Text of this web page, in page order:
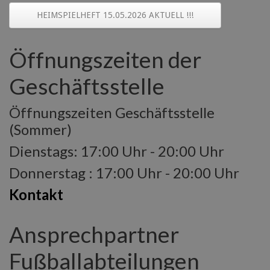
HEIMSPIELHEFT 15.05.2026 AKTUELL !!!
Öffnungszeiten der
Geschäftsstelle
Öffnungszeiten Geschäftsstelle
(Sommer)
Dienstags: 17:00 Uhr - 20:00 Uhr
Donnerstag : 17:00 Uhr - 20:00 Uhr
Kontakt
Ansprechpartner
Fußballabteilungen